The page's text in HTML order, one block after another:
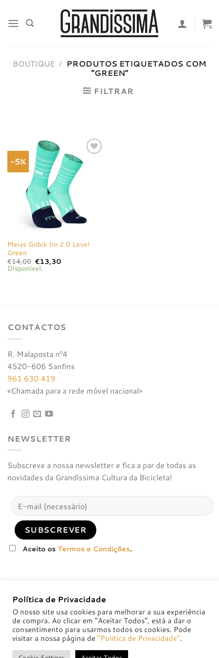
content
BOUTIQUE / PRODUTOS ETIQUETADOS COM
“GREEN”
FILTRAR
-5%
Adicionar
à lista de
desejos
Meias Gobik Iro 2.0 Level
Green
€14,00 O
preço
original
€13,30O
Disponível.
CONTACTOS
R. Malaposta nº4
4520-606 Sanfins
961 630 419
«Chamada para a rede móvel nacional»
NEWSLETTER
Subscreve a nossa newsletter e fica a par de todas as
novidades da Grandíssima Cultura da Bicicleta!
Aceito osTermos e Condições.
POLÍTICAS DE TROCA E DEVOLUÇÃO
Política de Privacidade
O nosso site usa cookies para melhorar a sua experiência
de compra. Ao clicar em “Aceitar Todos”, está a dar o
consentimento para usarmos todos os cookies. Pode
visitar a nossa página de"Politica de Privacidade".